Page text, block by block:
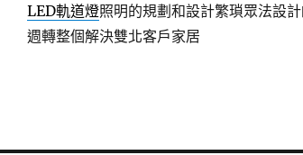
LED軌道燈照明的規劃和設計繁瑣眾法設
週轉整個解決雙北客戶家居